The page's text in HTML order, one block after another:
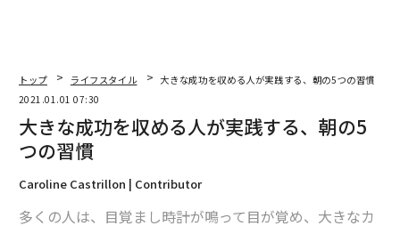
トップ ライフスタイル
大きな成功を収める人が実践する、朝の5つの習慣
2021.01.01 07:30
大きな成功を収める人が実践する、朝の5
つの習慣
Caroline Castrillon | Contributor
多くの人は、目覚まし時計が鳴って目が覚め、大きなカ